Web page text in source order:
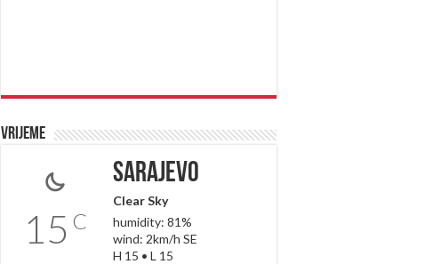
Vrijeme
15 C
Sarajevo
Clear Sky
humidity: 81%
wind: 2km/h SE
H 15 • L 15